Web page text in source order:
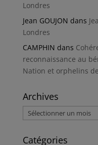
Londres
Jean GOUJON dans
Londres
CAMPHIN dans
reconnaissance au
Nation et orphelins
Archives
Archives
Catégories